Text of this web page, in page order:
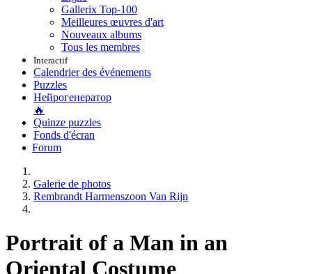
Gallerix Top-100
Meilleures œuvres d'art
Nouveaux albums
Tous les membres
Interactif
Calendrier des événements
Puzzles
Нейрогенератор
🔥
Quinze puzzles
Fonds d'écran
Forum
Galerie de photos
Rembrandt Harmenszoon Van Rijn
Portrait of a Man in an
Oriental Costume